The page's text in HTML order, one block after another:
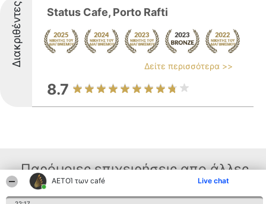
ΑΕΤΟΊ των café Live chat
Διακριθέντες Status Cafe, Porto Rafti
Δείτε περισσότερα >>
8.7
Παρόμοιες επιχειρήσεις απο άλλες
περιοχές